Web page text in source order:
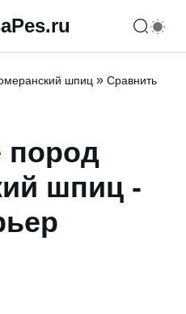
шпиц » Сравнить
пород
шпиц -